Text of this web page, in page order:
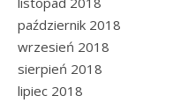
październik 2018
wrzesień 2018
sierpień 2018
lipiec 2018